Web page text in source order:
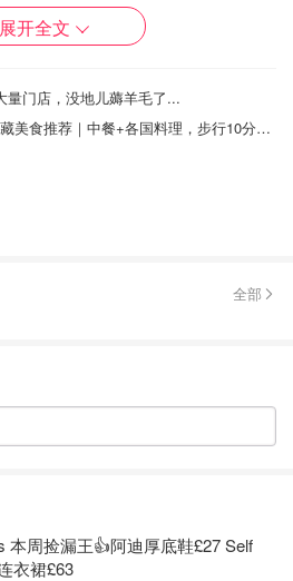
展开全文
量门店，没地儿薅羊毛了...
NYU纽约大学周边宝藏美食推荐｜中餐+各国料理，步行10分钟吃遍！🍱🥟
全部
本周捡漏王👍阿迪厚底鞋£27 Self
衣裙£63